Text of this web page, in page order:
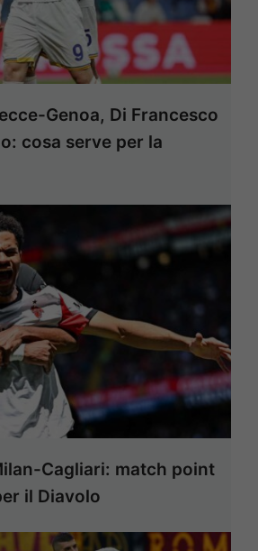
Genoa, Di Francesco
cosa serve per la
Cagliari: match point
il Diavolo